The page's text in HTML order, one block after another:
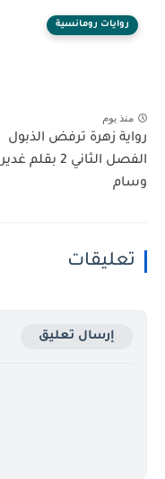
روايات رومانسية
منذ يوم
رواية زهرة ترفض الذبول
الفصل الثاني 2 بقلم غدير
وسام
تعليقات
إرسال تعليق